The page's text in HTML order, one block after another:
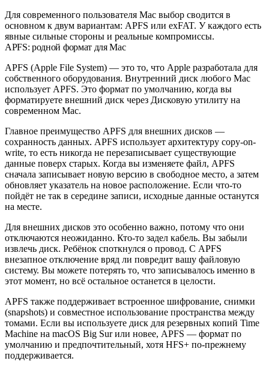
Для современного пользователя Mac выбор сводится в
основном к двум вариантам: APFS или exFAT. У каждого есть
явные сильные стороны и реальные компромиссы.
APFS: родной формат для Mac
APFS (Apple File System) — это то, что Apple разработала для
собственного оборудования. Внутренний диск любого Mac
использует APFS. Это формат по умолчанию, когда вы
форматируете внешний диск через Дисковую утилиту на
современном Mac.
Главное преимущество APFS для внешних дисков —
сохранность данных. APFS использует архитектуру copy-on-
write, то есть никогда не перезаписывает существующие
данные поверх старых. Когда вы изменяете файл, APFS
сначала записывает новую версию в свободное место, а затем
обновляет указатель на новое расположение. Если что-то
пойдёт не так в середине записи, исходные данные останутся
на месте.
Для внешних дисков это особенно важно, потому что они
отключаются неожиданно. Кто-то задел кабель. Вы забыли
извлечь диск. Ребёнок споткнулся о провод. С APFS
внезапное отключение вряд ли повредит вашу файловую
систему. Вы можете потерять то, что записывалось именно в
этот момент, но всё остальное останется в целости.
APFS также поддерживает встроенное шифрование, снимки
(snapshots) и совместное использование пространства между
томами. Если вы используете диск для резервных копий Time
Machine на macOS Big Sur или новее, APFS — формат по
умолчанию и предпочтительный, хотя HFS+ по-прежнему
поддерживается.